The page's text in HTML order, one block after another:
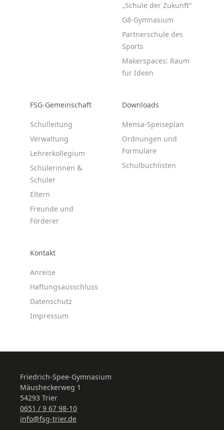
„Schule der Zukunft“
G8-Gymnasium
Partnerschule des
Sports
Makerspaces: Raum
für Ideen
FSG-Gemeinschaft
Schulleitung
Verwaltung
Lehrerkollegium
Schülerinnen &
Schüler
Eltern
Freunde und
Förderer
Downloads
Mensa-Speiseplan
Ordnungen und
Formulare
Schulbuchlisten
Kontakt
Anreise
Haftungsausschluss
Datenschutz
Impressum
Friedrich-Spee-Gymnasium
Mäusheckerweg 1
54293 Trier
0651 / 9 67 98-10
info@fsg-trier.de